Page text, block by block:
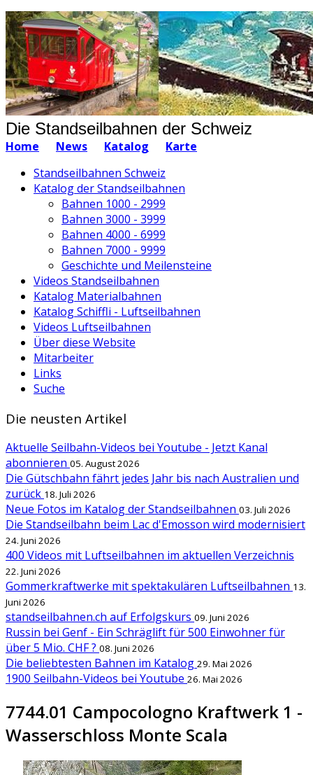
Die Standseilbahnen der Schweiz
Home News Katalog
Karte
Standseilbahnen Schweiz
Katalog der Standseilbahnen
Bahnen 1000 - 2999
Bahnen 3000 - 3999
Bahnen 4000 - 6999
Bahnen 7000 - 9999
Geschichte und Meilensteine
Videos Standseilbahnen
Katalog Materialbahnen
Katalog Schiffli - Luftseilbahnen
Videos Luftseilbahnen
Über diese Website
Mitarbeiter
Links
Suche
Die neusten Artikel
Aktuelle Seilbahn-Videos bei Youtube - Jetzt Kanal
abonnieren 05. August 2026
Die Gütschbahn fährt jedes Jahr bis nach Australien und
zurück 18. Juli 2026
Neue Fotos im Katalog der Standseilbahnen 03. Juli 2026
Die Standseilbahn beim Lac d'Emosson wird modernisiert
24. Juni 2026
400 Videos mit Luftseilbahnen im aktuellen Verzeichnis
22. Juni 2026
Gommerkraftwerke mit spektakulären Luftseilbahnen 13.
Juni 2026
standseilbahnen.ch auf Erfolgskurs 09. Juni 2026
Russin bei Genf - Ein Schräglift für 500 Einwohner für
über 5 Mio. CHF ? 08. Juni 2026
Die beliebtesten Bahnen im Katalog 29. Mai 2026
1900 Seilbahn-Videos bei Youtube 26. Mai 2026
7744.01 Campocologno Kraftwerk 1 -
Wasserschloss Monte Scala